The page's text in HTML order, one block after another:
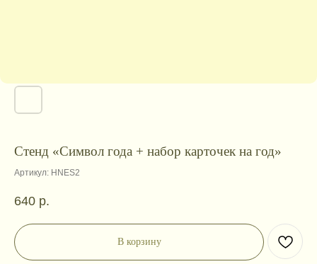
Стенд «Символ года + набор карточек на год»
Артикул: HNES2
640 р.
В корзину